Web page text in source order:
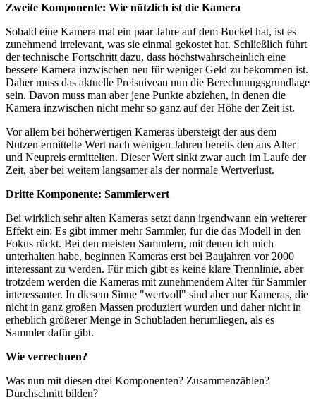
Zweite Komponente: Wie nützlich ist die Kamera
Sobald eine Kamera mal ein paar Jahre auf dem Buckel hat, ist es
zunehmend irrelevant, was sie einmal gekostet hat. Schließlich führt
der technische Fortschritt dazu, dass höchstwahrscheinlich eine
bessere Kamera inzwischen neu für weniger Geld zu bekommen ist.
Daher muss das aktuelle Preisniveau nun die Berechnungsgrundlage
sein. Davon muss man aber jene Punkte abziehen, in denen die
Kamera inzwischen nicht mehr so ganz auf der Höhe der Zeit ist.
Vor allem bei höherwertigen Kameras übersteigt der aus dem
Nutzen ermittelte Wert nach wenigen Jahren bereits den aus Alter
und Neupreis ermittelten. Dieser Wert sinkt zwar auch im Laufe der
Zeit, aber bei weitem langsamer als der normale Wertverlust.
Dritte Komponente: Sammlerwert
Bei wirklich sehr alten Kameras setzt dann irgendwann ein weiterer
Effekt ein: Es gibt immer mehr Sammler, für die das Modell in den
Fokus rückt. Bei den meisten Sammlern, mit denen ich mich
unterhalten habe, beginnen Kameras erst bei Baujahren vor 2000
interessant zu werden. Für mich gibt es keine klare Trennlinie, aber
trotzdem werden die Kameras mit zunehmendem Alter für Sammler
interessanter. In diesem Sinne "wertvoll" sind aber nur Kameras, die
nicht in ganz großen Massen produziert wurden und daher nicht in
erheblich größerer Menge in Schubladen herumliegen, als es
Sammler dafür gibt.
Wie verrechnen?
Was nun mit diesen drei Komponenten? Zusammenzählen?
Durchschnitt bilden?